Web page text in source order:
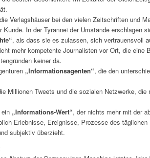
Verlagshäuser bei den vielen Zeitschriften und
Kunde. In der Tyrannei der Umstände erschlagen
, als dass sie es zulassen, sich vertrauensvoll
mehr kompetente Journalisten vor Ort, die
keiner da.
„Informationsagenten“, die den
Millionen Tweets und die sozialen Netzwerke,
„Informations-Wert“, der nichts mehr mit der
Erlebnisse, Ereignisse, Prozesse des täglichen
subjektiv überzieht.